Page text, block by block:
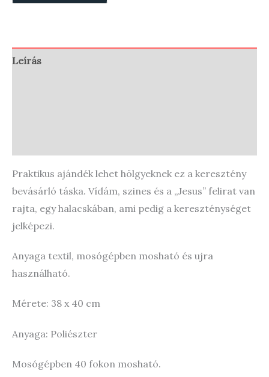
Leírás
Praktikus ajándék lehet hölgyeknek ez a keresztény
bevásárló táska. Vídám, szines és a „Jesus” felirat van
rajta, egy halacskában, ami pedig a kereszténységet
jelképezi.
Anyaga textil, mosógépben mosható és ujra
használható.
Mérete: 38 x 40 cm
Anyaga: Poliészter
Mosógépben 40 fokon mosható.